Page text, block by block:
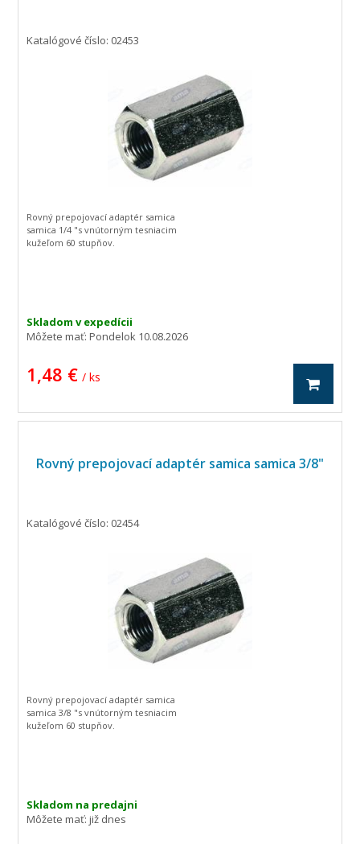
Katalógové číslo: 02453
Skladom v expedícii
Môžete mať:Pondelok 10.08.2026
1,48 € / ks
Rovný prepojovací adaptér samica
samica 1/4 "s vnútorným tesniacim
kužeľom 60 stupňov.
Rovný prepojovací adaptér samica samica 3/8"
Katalógové číslo: 02454
Skladom na predajni
Môžete mať:již dnes
Rovný prepojovací adaptér samica
samica 3/8 "s vnútorným tesniacim
kužeľom 60 stupňov.